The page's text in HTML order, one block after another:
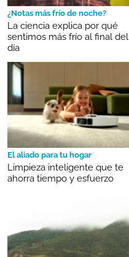
¿Notas más frío de noche?
La ciencia explica por qué
sentimos más frío al final del
día
El aliado para tu hogar
Limpieza inteligente que te
ahorra tiempo y esfuerzo